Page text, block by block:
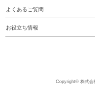
よくあるご質問
お役立ち情報
Copyright© 株式会